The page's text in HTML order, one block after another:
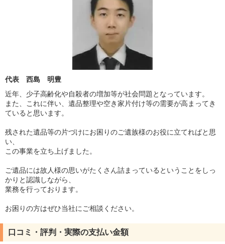
代表 西島 明豊
近年、少子高齢化や自殺者の増加等が社会問題となっています。
また、これに伴い、遺品整理や空き家片付け等の需要が高まってき
ていると思います。
残された遺品等の片づけにお困りのご遺族様のお役に立てればと思
い、
この事業を立ち上げました。
ご遺品には故人様の思いがたくさん詰まっているということをしっ
かりと認識しながら、
業務を行っております。
お困りの方はぜひ当社にご相談ください。
口コミ・評判・実際の支払い金額